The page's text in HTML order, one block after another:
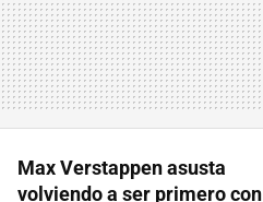
Max Verstappen asusta
volviendo a ser primero con